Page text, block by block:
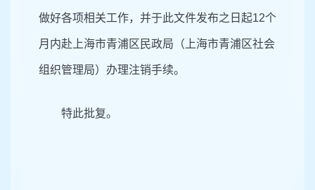
做好各项相关工作，并于此文件发布之日起12个
月内赴上海市青浦区民政局（上海市青浦区社会
组织管理局）办理注销手续。
特此批复。